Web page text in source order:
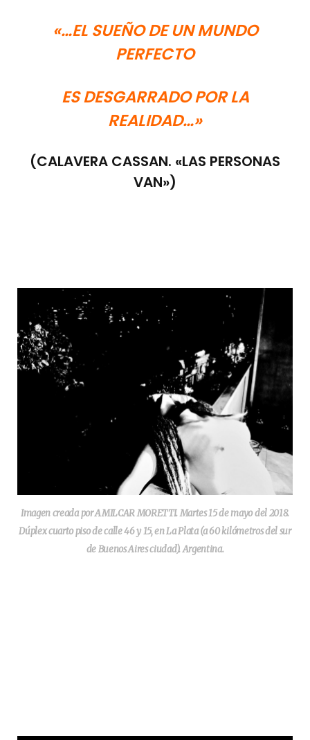
«…EL SUEÑO DE UN MUNDO
PERFECTO
ES DESGARRADO POR LA
REALIDAD…»
(CALAVERA CASSAN. «LAS PERSONAS
VAN»)
Imagen creada por AMILCAR MORETTI. Martes 15 de mayo del 2018.
Dúplex cuarto piso de calle 46 y 15, en La Plata (a 60 kilómetros del sur
de Buenos Aires ciudad). Argentina.